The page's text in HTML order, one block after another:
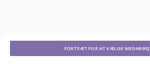
FORTSÆT FOR AT VÆLGE